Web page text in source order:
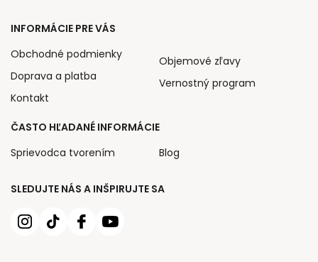
SLEDUJTE NÁS A INŠPIRUJTE SA
INFORMÁCIE PRE VÁS
Obchodné podmienky
Doprava a platba
Kontakt
Objemové zľavy
Vernostný program
ČASTO HĽADANÉ INFORMÁCIE
Sprievodca tvorením
Blog